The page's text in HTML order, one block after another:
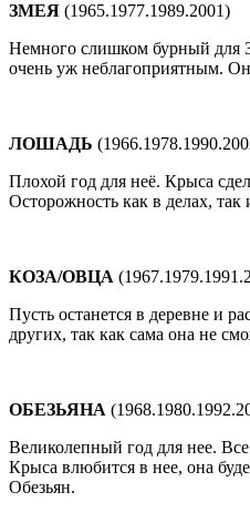
ЗМЕЯ (1965.1977.1989.2001)
Немного слишком бурный для
очень уж неблагоприятным.
ЛОШАДЬ
Плохой год для неё. Крыса
Осторожность как в делах,
КОЗА/ОВЦА
Пусть останется в деревне и
других, так как сама она не
ОБЕЗЬЯНА
Великолепный год для нее.
Крыса влюбится в нее, она
Обезьян.